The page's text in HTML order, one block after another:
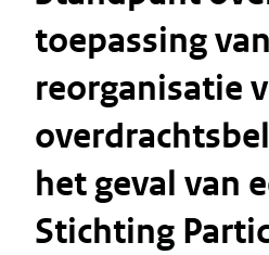
toepassing
reorganisatie
het geval van
Stichting